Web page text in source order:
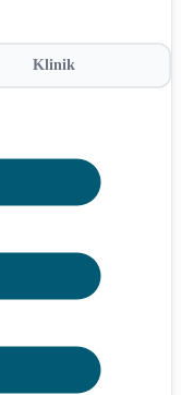
Klinik